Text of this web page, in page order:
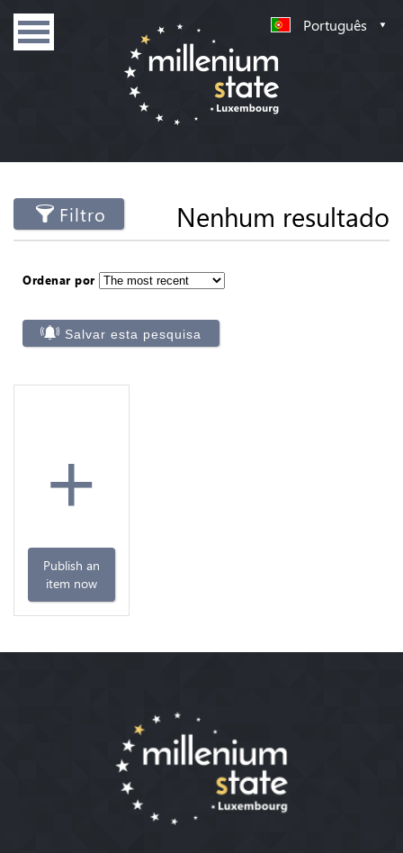
Português
Filtro Nenhum resultado
Ordenar por
Salvar esta pesquisa
+
Publish an
item now